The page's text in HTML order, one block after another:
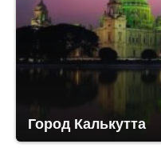
Город Калькутта